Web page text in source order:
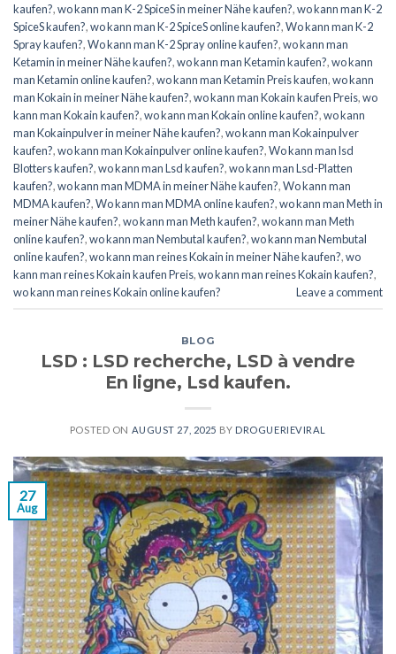
kaufen?,wo kann man K-2 SpiceS in meiner Nähe kaufen?,wo kann man K-2
SpiceS kaufen?,wo kann man K-2 SpiceS online kaufen?,Wo kann man K-2
Spray kaufen?,Wo kann man K-2 Spray online kaufen?,wo kann man
Ketamin in meiner Nähe kaufen?,wo kann man Ketamin kaufen?,wo kann
man Ketamin online kaufen?,wo kann man Ketamin Preis kaufen,wo kann
man Kokain in meiner Nähe kaufen?,wo kann man Kokain kaufen Preis,wo
kann man Kokain kaufen?,wo kann man Kokain online kaufen?,wo kann
man Kokainpulver in meiner Nähe kaufen?,wo kann man Kokainpulver
kaufen?,wo kann man Kokainpulver online kaufen?,Wo kann man lsd
Blotters kaufen?,wo kann man Lsd kaufen?,wo kann man Lsd-Platten
kaufen?,wo kann man MDMA in meiner Nähe kaufen?,Wo kann man
MDMA kaufen?,Wo kann man MDMA online kaufen?,wo kann man Meth in
meiner Nähe kaufen?,wo kann man Meth kaufen?,wo kann man Meth
online kaufen?,wo kann man Nembutal kaufen?,wo kann man Nembutal
online kaufen?,wo kann man reines Kokain in meiner Nähe kaufen?,wo
kann man reines Kokain kaufen Preis,wo kann man reines Kokain kaufen?,
wo kann man reines Kokain online kaufen?
Leave a comment
BLOG
LSD : LSD recherche, LSD à vendre
En ligne, Lsd kaufen.
POSTED ON AUGUST 27, 2025 BY DROGUERIEVIRAL
27
Aug